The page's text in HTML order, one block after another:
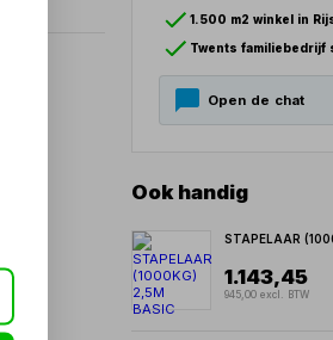
1.500 m2 winkel in
Twents familiebedrijf
Open de chat
Ook handig
STAPELAAR
1.143,45
945,00 excl. BTW